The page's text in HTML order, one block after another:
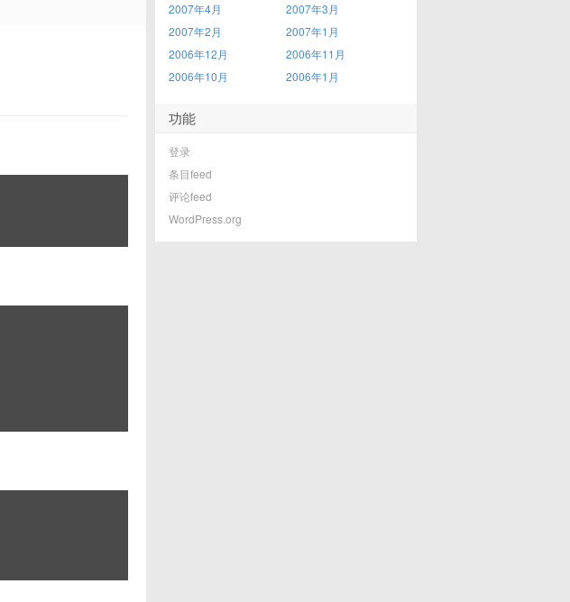
2007年4月
2007年3月
2007年2月
2007年1月
2006年12月
2006年11月
2006年10月
2006年1月
功能
登录
条目feed
评论feed
WordPress.org